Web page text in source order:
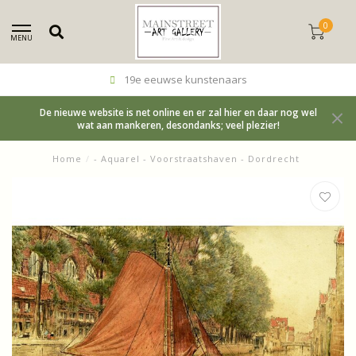
MENU
0
19e eeuwse kunstenaars
De nieuwe website is net online en er zal hier en daar nog wel
wat aan mankeren, desondanks; veel plezier!
Home / - Aquarel - Voorstraatshaven - Dordrecht